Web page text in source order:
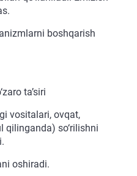
boshqarish
ta’siri
vositalari, ovqat,
qilinganda) so‘rilishni
oshiradi.